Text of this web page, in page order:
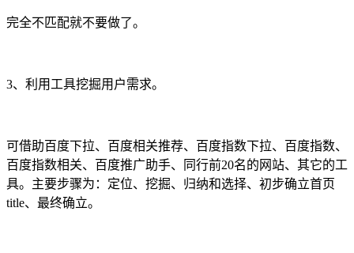
完全不匹配就不要做了。
3、利用工具挖掘用户需求。
可借助百度下拉、百度相关推荐、百度指数下拉、百度指数、
百度指数相关、百度推广助手、同行前20名的网站、其它的工
具。主要步骤为：定位、挖掘、归纳和选择、初步确立首页
title、最终确立。